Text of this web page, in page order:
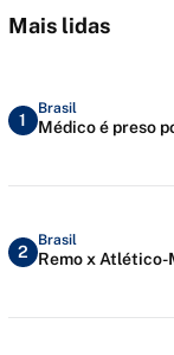
Mais lidas
1
Brasil
Médico é preso
2
Brasil
Remo x Atlético-